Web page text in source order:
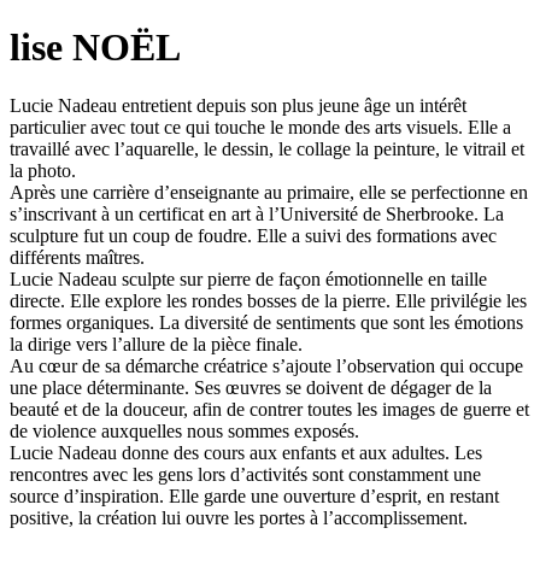
lise NOËL
Lucie Nadeau entretient depuis son plus jeune âge un intérêt
particulier avec tout ce qui touche le monde des arts visuels. Elle a
travaillé avec l’aquarelle, le dessin, le collage la peinture, le vitrail et
la photo.
Après une carrière d’enseignante au primaire, elle se perfectionne en
s’inscrivant à un certificat en art à l’Université de Sherbrooke. La
sculpture fut un coup de foudre. Elle a suivi des formations avec
différents maîtres.
Lucie Nadeau sculpte sur pierre de façon émotionnelle en taille
directe. Elle explore les rondes bosses de la pierre. Elle privilégie les
formes organiques. La diversité de sentiments que sont les émotions
la dirige vers l’allure de la pièce finale.
Au cœur de sa démarche créatrice s’ajoute l’observation qui occupe
une place déterminante. Ses œuvres se doivent de dégager de la
beauté et de la douceur, afin de contrer toutes les images de guerre et
de violence auxquelles nous sommes exposés.
Lucie Nadeau donne des cours aux enfants et aux adultes. Les
rencontres avec les gens lors d’activités sont constamment une
source d’inspiration. Elle garde une ouverture d’esprit, en restant
positive, la création lui ouvre les portes à l’accomplissement.